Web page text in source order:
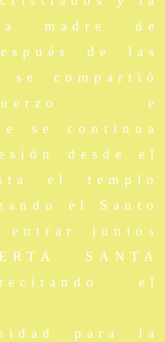
madre de
de las
se compartió
e
se continua
desde el
el templo
el Santo
entrar juntos
SANTA
el
para la